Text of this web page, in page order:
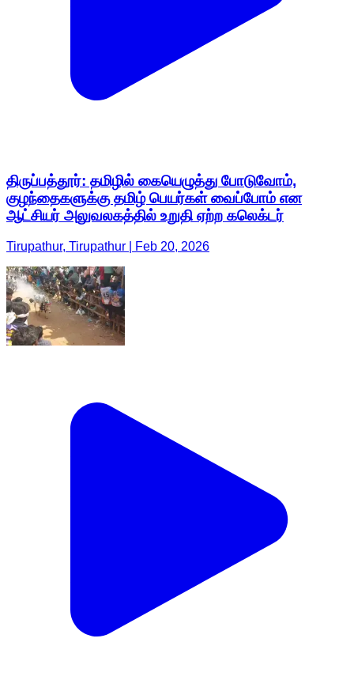
திருப்பத்தூர்: தமிழில் கையெழுத்து போடுவோம்,
குழந்தைகளுக்கு தமிழ் பெயர்கள் வைப்போம் என
ஆட்சியர் அலுவலகத்தில் உறுதி ஏற்ற கலெக்டர்
Tirupathur, Tirupathur | Feb 20, 2026